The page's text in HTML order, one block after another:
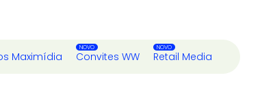
Maximídia Convites WW Retail Media